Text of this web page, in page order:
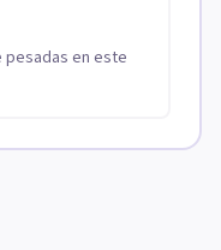
pesadas en este